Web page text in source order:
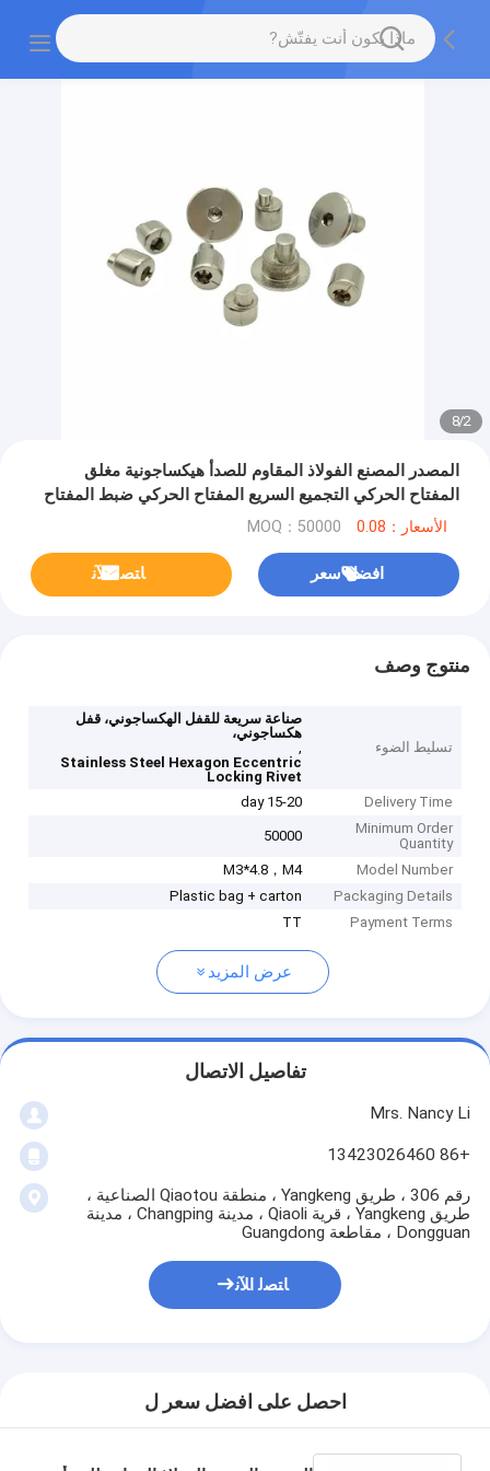
2
/
8
المصدر المصنع الفولاذ المقاوم للصدأ هيكساجونية مغلق
المفتاح الحركي التجميع السريع المفتاح الحركي ضبط المفتاح
الأسعار：0.08 MOQ：50000
افضل سعر ﺎﺘﺼﻟ ﺍﻶﻧ
منتوج وصف
تسليط الضوء
صناعة سريعة للقفل الهكساجوني، قفل
هكساجوني،
,
Stainless Steel Hexagon Eccentric
Locking Rivet
Delivery Time
15-20 day
Minimum Order
Quantity
50000
Model Number
M3*4.8，M4
Packaging Details
Plastic bag + carton
Payment Terms
TT
عرض المزيد
تفاصيل الاتصال
Mrs. Nancy Li
+86 13423026460
رقم 306 ، طريق Yangkeng ، منطقة Qiaotou الصناعية ،
طريق Yangkeng ، قرية Qiaoli ، مدينة Changping ، مدينة
Dongguan ، مقاطعة Guangdong
ﺎﺘﺼﻟ ﺍﻶﻧ
احصل على افضل سعر ل